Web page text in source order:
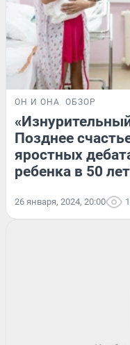
ОН И ОНА ОБЗОР
Позднее
яростных
ребенка в 50
26 января, 2024, 20:00